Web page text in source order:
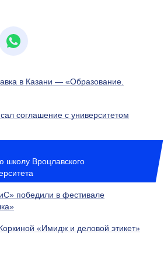
в Казани — «Образование.
соглашение с университетом
школу Вроцлавского
победили в фестивале
«Имидж и деловой этикет»